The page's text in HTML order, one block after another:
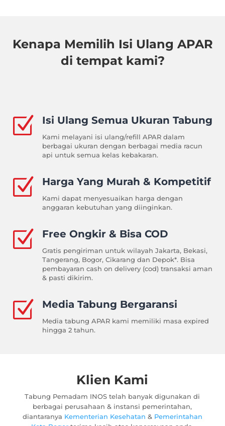
Kenapa Memilih Isi Ulang APAR
di tempat kami?
Z Isi Ulang Semua Ukuran Tabung
Kami melayani isi ulang/refill APAR dalam
berbagai ukuran dengan berbagai media racun
api untuk semua kelas kebakaran.
Z Harga Yang Murah & Kompetitif
Kami dapat menyesuaikan harga dengan
anggaran kebutuhan yang diinginkan.
Z Free Ongkir & Bisa COD
Gratis pengiriman untuk wilayah Jakarta, Bekasi,
Tangerang, Bogor, Cikarang dan Depok*. Bisa
pembayaran cash on delivery (cod) transaksi aman
& pasti dikirim.
Z Media Tabung Bergaransi
Media tabung APAR kami memiliki masa expired
hingga 2 tahun.
Klien Kami
Tabung Pemadam INOS telah banyak digunakan di
berbagai perusahaan & instansi pemerintahan,
diantaranya Kementerian Kesehatan & Pemerintahan